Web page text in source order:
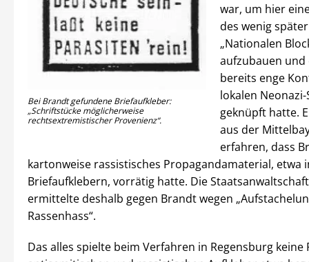
Bei Brandt gefundene Briefaufkleber:
„Schriftstücke möglicherweise
rechtsextremistischer Provenienz“.
war, um hier
des wenig
„Nationalen
aufzubauen und
bereits enge
lokalen Neonazi-
geknüpft hatte.
aus der
erfahren, dass
kartonweise rassistisches Propagandamaterial, etwa
Briefaufklebern, vorrätig hatte. Die
ermittelte deshalb gegen Brandt wegen
Rassenhass“.
Das alles spielte beim Verfahren in Regensburg keine